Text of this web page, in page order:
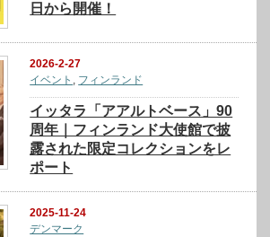
日から開催！
2026-2-27
イベント , フィンランド
イッタラ「アアルトベース」90
周年｜フィンランド大使館で披
露された限定コレクションをレ
ポート
2025-11-24
デンマーク